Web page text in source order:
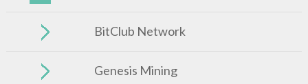
BitClub Network
Genesis Mining